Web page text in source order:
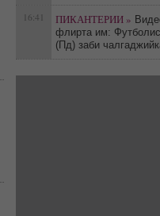
16:41 ПИКАНТЕРИИ »
флирта им:
(Пд) заби